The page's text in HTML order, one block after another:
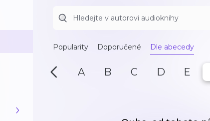
Popularity Doporučené Dle abecedy
A B C D E